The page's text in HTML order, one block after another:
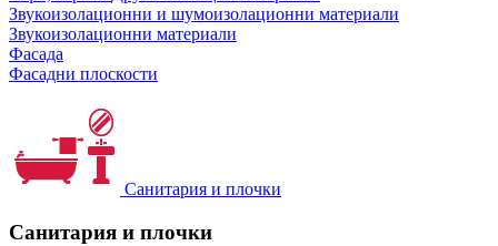
Звукоизолационни и шумоизолационни материали
Звукоизолационни материали
Фасада
Фасадни плоскости
Санитария и плочки
Санитария и плочки